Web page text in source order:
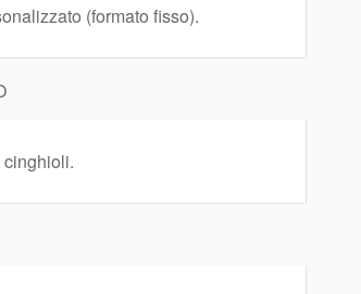
(formato fisso).